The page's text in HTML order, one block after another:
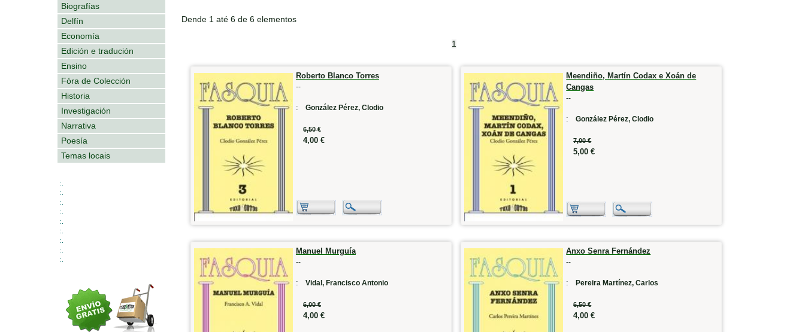
Biografías
Delfín
Economía
Edición e tradución
Ensino
Fóra de Colección
Historia
Investigación
Narrativa
Poesía
Temas locais
:.
:.
:.
:.
:.
:.
:.
:.
:.
Dende 1 até 6 de 6 elementos
1
Roberto Blanco Torres
--
: González Pérez, Clodio
6,50 €
4,00 €
Meendiño, Martín Codax e Xoán de
Cangas
--
:González Pérez, Clodio
7,00 €
5,00 €
Manuel Murguía
--
: Vidal, Francisco Antonio
6,00 €
4,00 €
Anxo Senra Fernández
--
:Pereira Martínez, Carlos
6,50 €
4,00 €